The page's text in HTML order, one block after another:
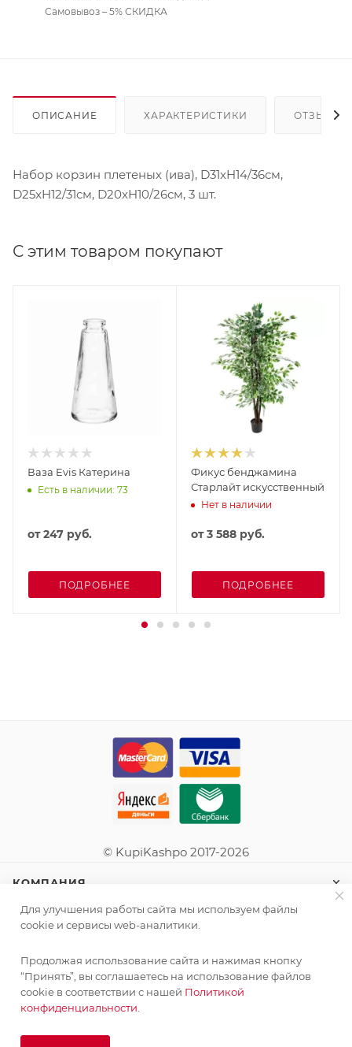
Самовывоз – 5% СКИДКА
ОПИСАНИЕ ХАРАКТЕРИСТИКИ ОТЗЫВЫ
Набор корзин плетеных (ива), D31xH14/36см,
D25xH12/31см, D20xH10/26см, 3 шт.
С этим товаром покупают
Ваза Evis Катерина
Есть в наличии: 73
от247 руб.
ПОДРОБНЕЕ
Фикус бенджамина
Старлайт искусственный
Нет в наличии
от3 588 руб.
ПОДРОБНЕЕ
© KupiKashpo 2017-2026
КОМПАНИЯ
ИНФОРМАЦИЯ
ПОМОЩЬ
ПОДПИСАТЬСЯ НА РАССЫЛКУ
Для улучшения работы сайта мы используем файлы
cookie и сервисы web-аналитики.
Продолжая использование сайта и нажимая кнопку
“Принять”, вы соглашаетесь на использование файлов
cookie в соответствии с нашей Политикой
конфиденциальности.